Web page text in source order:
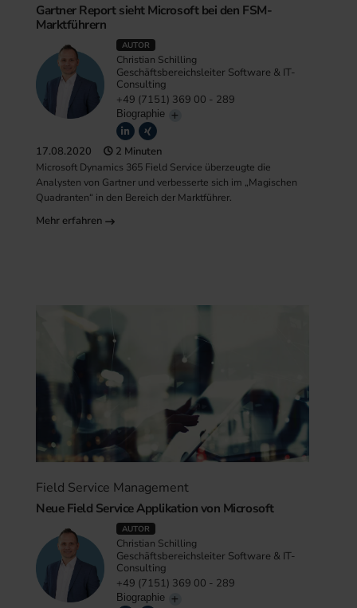
Gartner Report sieht Microsoft bei den FSM-
Marktführern
AUTOR
Christian Schilling
Geschäftsbereichsleiter Software & IT-
Consulting
+49 (7151) 369 00 - 289
Biographie
17.08.2020 2 Minuten
Microsoft Dynamics 365 Field Service überzeugte die
Analysten von Gartner und verbesserte sich im „Magischen
Quadranten“ in den Bereich der Marktführer.
Mehr erfahren
Field Service Management
Neue Field Service Applikation von Microsoft
AUTOR
Christian Schilling
Geschäftsbereichsleiter Software & IT-
Consulting
+49 (7151) 369 00 - 289
Biographie